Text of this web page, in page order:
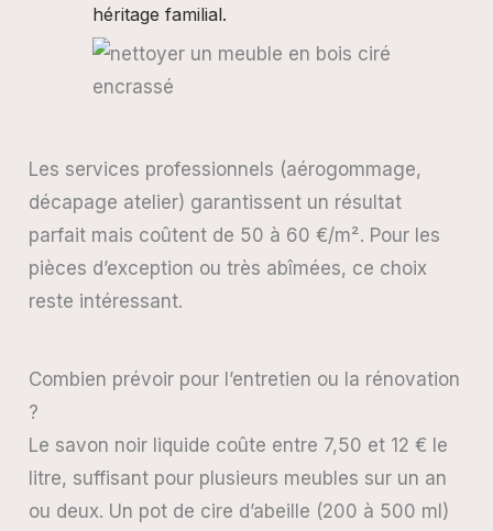
héritage familial.
Les services professionnels (aérogommage,
décapage atelier) garantissent un résultat
parfait mais coûtent de 50 à 60 €/m². Pour les
pièces d’exception ou très abîmées, ce choix
reste intéressant.
Combien prévoir pour l’entretien ou la rénovation
?
Le savon noir liquide coûte entre 7,50 et 12 € le
litre, suffisant pour plusieurs meubles sur un an
ou deux. Un pot de cire d’abeille (200 à 500 ml)